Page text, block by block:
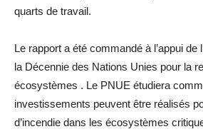
quarts de travail.
Le rapport a été commandé à l’appui de
la Décennie des Nations Unies pour la
écosystèmes . Le PNUE étudiera
investissements peuvent être réalisés
d’incendie dans les écosystèmes